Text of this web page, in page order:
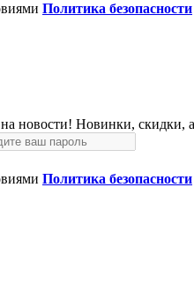
Политика безопасности
новости! Новинки, скидки,
Политика безопасности